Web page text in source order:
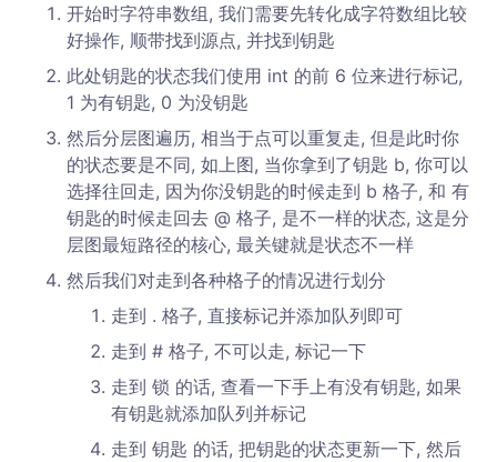
开始时字符串数组, 我们需要先转化成字符数组比较
好操作, 顺带找到源点, 并找到钥匙
此处钥匙的状态我们使用 int 的前 6 位来进行标记,
1 为有钥匙, 0 为没钥匙
然后分层图遍历, 相当于点可以重复走, 但是此时你
的状态要是不同, 如上图, 当你拿到了钥匙 b, 你可以
选择往回走, 因为你没钥匙的时候走到 b 格子, 和 有
钥匙的时候走回去 @ 格子, 是不一样的状态, 这是分
层图最短路径的核心, 最关键就是状态不一样
然后我们对走到各种格子的情况进行划分
走到 . 格子, 直接标记并添加队列即可
走到 # 格子, 不可以走, 标记一下
走到 锁 的话, 查看一下手上有没有钥匙, 如果
有钥匙就添加队列并标记
走到 钥匙 的话, 把钥匙的状态更新一下, 然后